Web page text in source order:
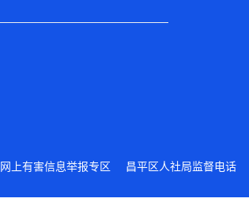
网上有害信息举报专区 昌平区人社局监督电话